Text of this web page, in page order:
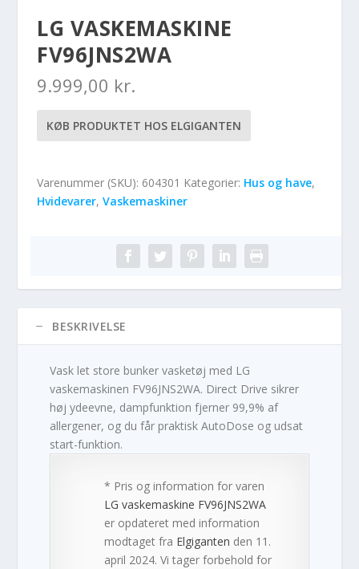
LG VASKEMASKINE
FV96JNS2WA
9.999,00 kr.
KØB PRODUKTET HOS ELGIGANTEN
Varenummer (SKU): 604301 Kategorier: Hus og have,
Hvidevarer,Vaskemaskiner
BESKRIVELSE
Vask let store bunker vasketøj med LG
vaskemaskinen FV96JNS2WA. Direct Drive sikrer
høj ydeevne, dampfunktion fjerner 99,9% af
allergener, og du får praktisk AutoDose og udsat
start-funktion.
* Pris og information for varen
LG vaskemaskine FV96JNS2WA
er opdateret med information
modtaget fra Elgiganten den 11.
april 2024. Vi tager forbehold for